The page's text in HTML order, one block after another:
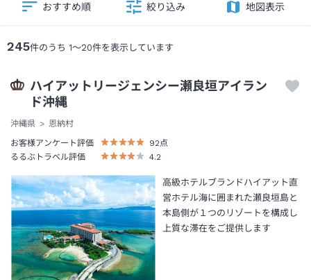
245件のうち 1～20件を表示しています
おすすめ順 絞り込み 地図表示
ハイアットリージェンシー瀬良垣アイラン
ド沖縄
沖縄県
恩納村
お客様アンケート評価
92 点
るるぶトラベル評価
4.2
高級ホテルブランドハイアット直
営ホテル海に囲まれた瀬良垣島と
本島側が１つのリゾートを構成し
上質な滞在をご提供します